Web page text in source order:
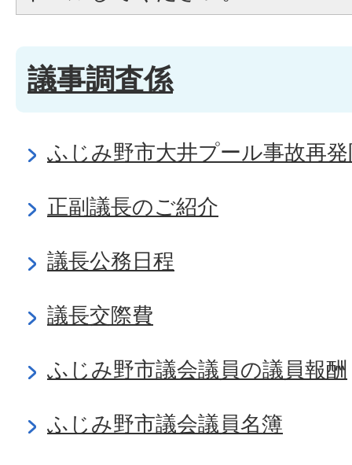
議事調査係
ふじみ野市大井プール事故再
正副議長のご紹介
議長公務日程
議長交際費
ふじみ野市議会議員の議員報酬
ふじみ野市議会議員名簿